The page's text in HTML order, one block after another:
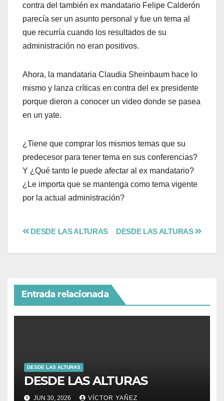
contra del también ex mandatario Felipe Calderón
parecía ser un asunto personal y fue un tema al
que recurría cuando los resultados de su
administración no eran positivos.
Ahora, la mandataria Claudia Sheinbaum hace lo
mismo y lanza críticas en contra del ex presidente
porque dieron a conocer un video donde se pasea
en un yate.
¿Tiene que comprar los mismos temas que su
predecesor para tener tema en sus conferencias?
Y ¿Qué tanto le puede afectar al ex mandatario?
¿Le importa que se mantenga como tema vigente
por la actual administración?
DESDE LAS ALTURAS
DESDE LAS ALTURAS
Entrada relacionada
DESDE LAS ALTURAS
DESDE LAS ALTURAS
JUN 30, 2026 VÍCTOR YAÑEZ